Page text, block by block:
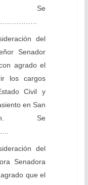
Se
del
Senador
on agrado el
los cargos
Civil y
en San
Se
del
Senadora
que el